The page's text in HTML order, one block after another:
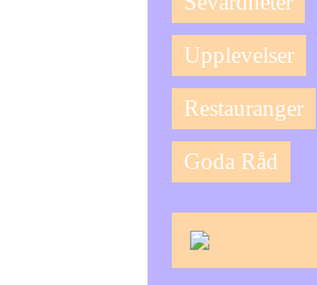
Upplevelser
Restauranger
Goda Råd